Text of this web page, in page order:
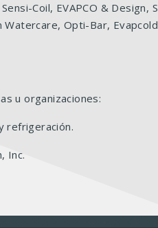
Coil, EVAPCO & Design,
Opti-Bar,
u organizaciones:
refrigeración.
Inc.